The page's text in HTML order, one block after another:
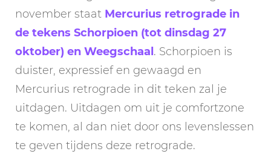
november staat Mercurius retrograde in
de tekens Schorpioen (tot dinsdag 27
oktober) en Weegschaal . Schorpioen is
duister, expressief en gewaagd en
Mercurius retrograde in dit teken zal je
uitdagen. Uitdagen om uit je comfortzone
te komen, al dan niet door ons levenslessen
te geven tijdens deze retrograde.